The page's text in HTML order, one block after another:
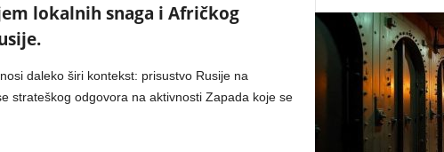
lokalnih snaga i Afričkog
daleko širi kontekst: prisustvo Rusije na
strateškog odgovora na aktivnosti Zapada koje se